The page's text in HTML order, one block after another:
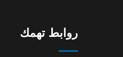
روابط تهمك